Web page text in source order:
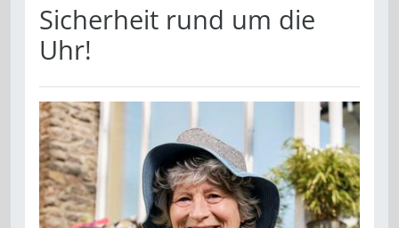
Sicherheit rund um die
Uhr!